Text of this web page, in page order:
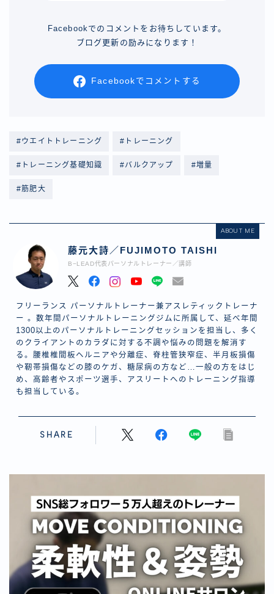
Facebookでのコメントをお待ちしています。
ブログ更新の励みになります！
Facebookでコメントする
#ウエイトトレーニング #トレーニング
#トレーニング基礎知識 #バルクアップ #増量
#筋肥大
ABOUT ME
藤元大詩／FUJIMOTO TAISHI
B−LEAD代表パーソナルトレーナー／講師
フリーランス パーソナルトレーナー兼アスレティックトレーナ
ー 。数年間パーソナルトレーニングジムに所属して、延べ年間
1300以上のパーソナルトレーニングセッションを担当し、多く
のクライアントのカラダに対する不調や悩みの問題を解消す
る。腰椎椎間板ヘルニアや分離症、脊柱管狭窄症、半月板損傷
や靭帯損傷などの膝のケガ、糖尿病の方など…一般の方をはじ
め、高齢者やスポーツ選手、アスリートへのトレーニング指導
も担当している。
SHARE